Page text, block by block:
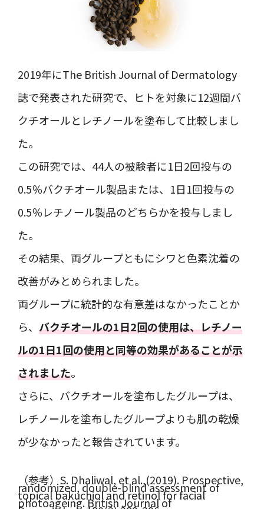
2019年にThe British Journal of Dermatology
誌で発表された研究で、ヒトを対象に12週間バ
クチオールとレチノールを塗布して比較しまし
た。
この研究では、44人の被験者に1日2回投与の
0.5％バクチオール製品または、1日1回投与の
0.5％レチノール製品のどちらかを投与しまし
た。
その結果、両グループともにシワと色素沈着の
改善がみとめられました。
両グループに統計的な有意差はなかったことか
ら、 バクチオールの1日2回の使用は、レチノー
ルの1日1回の使用と同等の効果があることが示
されました。
さらに、バクチオールを塗布したグループは、
レチノールを塗布したグループよりも肌の乾燥
が少なかったと報告されています。
（参考）S. Dhaliwal, et al.,(2019). Prospective,
randomized, double-blind assessment of
topical bakuchiol and retinol for facial
photoageing. British Journal of